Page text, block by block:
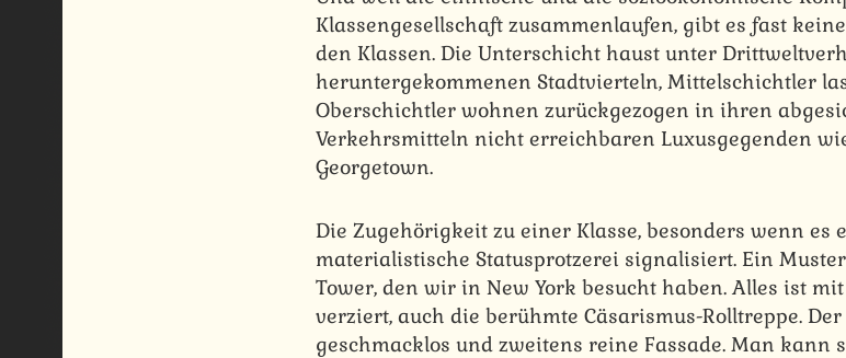
Klassengesellschaft zusammenlaufen, gibt es fast
den Klassen. Die Unterschicht haust unter
heruntergekommenen Stadtvierteln, Mittelschichtler
Oberschichtler wohnen zurückgezogen in ihren
Verkehrsmitteln nicht erreichbaren Luxusgegenden
Georgetown.
Die Zugehörigkeit zu einer Klasse, besonders wenn es
materialistische Statusprotzerei signalisiert. Ein
Tower, den wir in New York besucht haben. Alles ist
verziert, auch die berühmte Cäsarismus-Rolltreppe.
geschmacklos und zweitens reine Fassade. Man kann